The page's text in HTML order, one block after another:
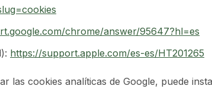
chrome/answer/95647?hl=es
https://support.apple.com/es-es/HT201265
las cookies analíticas de Google, puede